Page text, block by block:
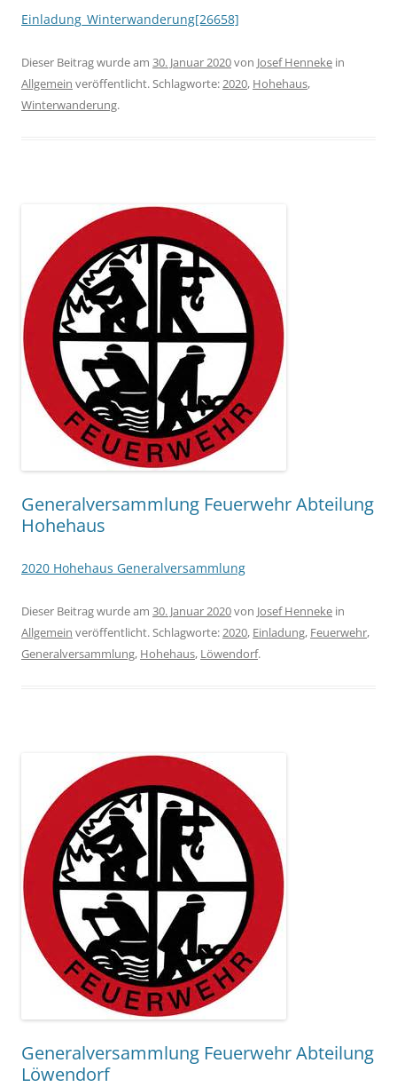
Einladung_Winterwanderung[26658]
Dieser Beitrag wurde am 30. Januar 2020von Josef Henneke in
Allgemein veröffentlicht. Schlagworte:2020, Hohehaus,
Winterwanderung.
Generalversammlung Feuerwehr Abteilung
Hohehaus
2020 Hohehaus Generalversammlung
Dieser Beitrag wurde am 30. Januar 2020von Josef Henneke in
Allgemein veröffentlicht. Schlagworte:2020, Einladung, Feuerwehr,
Generalversammlung, Hohehaus, Löwendorf.
Generalversammlung Feuerwehr Abteilung
Löwendorf